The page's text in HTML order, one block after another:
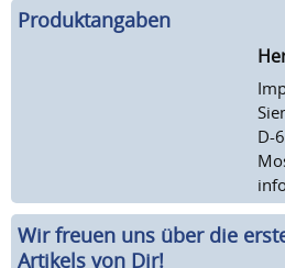
Produktangaben
D-
Wir freuen uns über die
Artikels von Dir!